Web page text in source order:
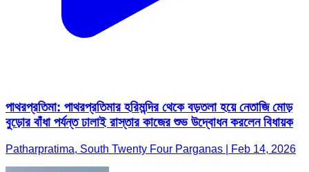
পাথরপ্রতিমা: পাথরপ্রতিমার হরিমন্দির থেকে বড়তলা হয়ে নেতাজি মোড়
বুড়োর বাঁধা পর্যন্ত ঢালাই রাস্তার কাজের শুভ উদ্বোধন করলেন বিধায়ক
Patharpratima, South Twenty Four Parganas | Feb 14, 2026